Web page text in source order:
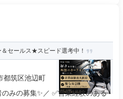
＆セールス★スピード選考中！
都筑区池辺町
みの募集✨／ ✅営業経験のある